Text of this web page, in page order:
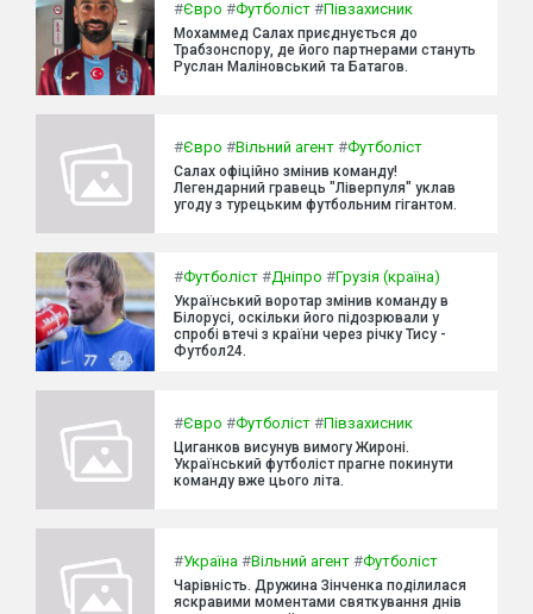
#Євро #Футболіст #Півзахисник
Мохаммед Салах приєднується до
Трабзонспору, де його партнерами стануть
Руслан Маліновський та Батагов.
#Євро #Вільний агент #Футболіст
Салах офіційно змінив команду!
Легендарний гравець "Ліверпуля" уклав
угоду з турецьким футбольним гігантом.
#Футболіст #Дніпро #Грузія (країна)
Український воротар змінив команду в
Білорусі, оскільки його підозрювали у
спробі втечі з країни через річку Тису -
Футбол24.
#Євро #Футболіст #Півзахисник
Циганков висунув вимогу Жироні.
Український футболіст прагне покинути
команду вже цього літа.
#Україна #Вільний агент #Футболіст
Чарівність. Дружина Зінченка поділилася
яскравими моментами святкування днів